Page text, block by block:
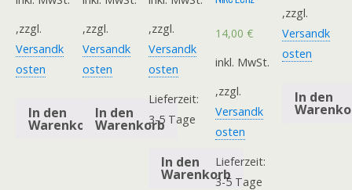
,zzgl.
Versandk
osten
In den
Warenkorb
,zzgl.
Versandk
osten
In den
Warenkorb
,zzgl.
Versandk
osten
Lieferzeit:
3-5 Tage
In den
Warenkorb
14,00 €
inkl. MwSt.
,zzgl.
Versandk
osten
Lieferzeit:
3-5 Tage
,zzgl.
Versandk
osten
In den